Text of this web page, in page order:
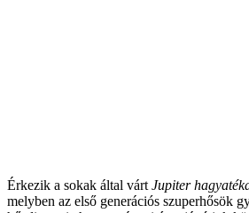
Érkezik a sokak által várt Jupiter
melyben az első generációs szuperhősök